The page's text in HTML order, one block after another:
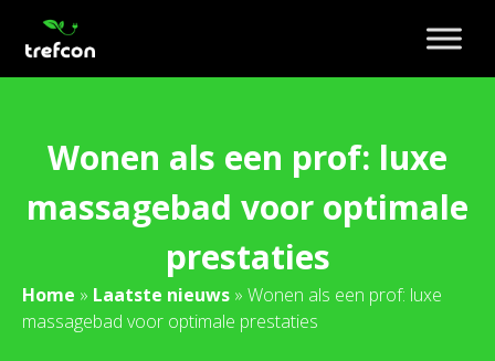
Wonen als een prof: luxe
massagebad voor optimale
prestaties
Home » Laatste nieuws » Wonen als een prof: luxe
massagebad voor optimale prestaties